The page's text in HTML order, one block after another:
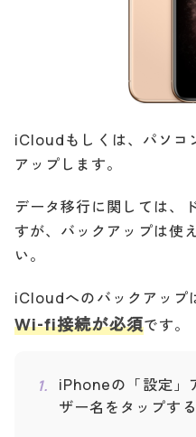
iCloudもしくは、パソコ
アップします。
データ移行に関しては、
すが、バックアップは使
い。
iCloudへのバックアップ
Wi-fi接続が必須です。
iPhoneの「設定」
ザー名をタップする